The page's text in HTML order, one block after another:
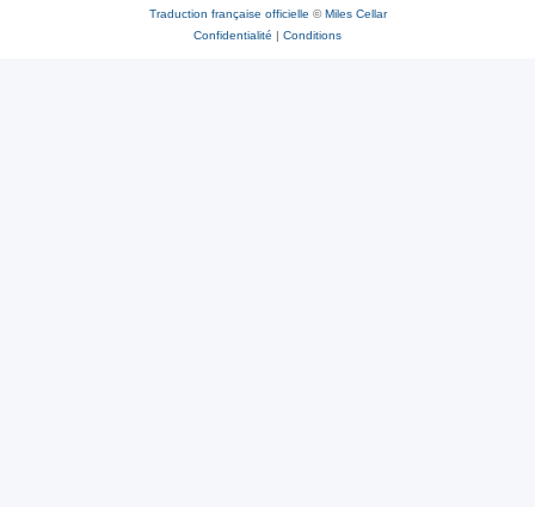
Traduction française officielle ©Miles Cellar
Confidentialité | Conditions